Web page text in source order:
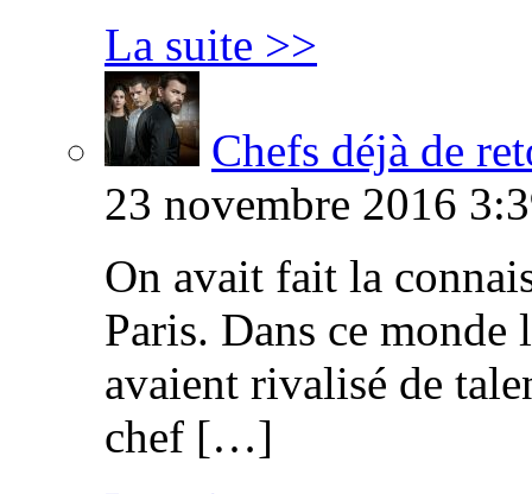
La suite >>
Chefs déjà de
23 novembre 2016
On avait fait la
Paris. Dans ce
avaient rivalisé de
chef […]